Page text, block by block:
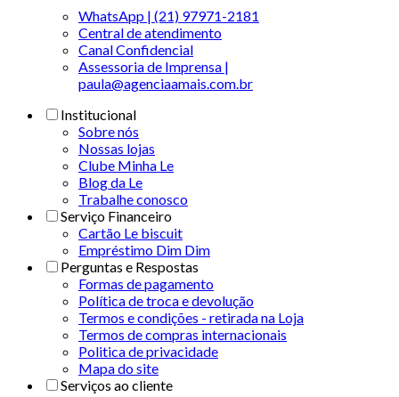
WhatsApp | (21) 97971-2181
Central de atendimento
Canal Confidencial
Assessoria de Imprensa |
paula@agenciaamais.com.br
Institucional
Sobre nós
Nossas lojas
Clube Minha Le
Blog da Le
Trabalhe conosco
Serviço Financeiro
Cartão Le biscuit
Empréstimo Dim Dim
Perguntas e Respostas
Formas de pagamento
Política de troca e devolução
Termos e condições - retirada na Loja
Termos de compras internacionais
Politica de privacidade
Mapa do site
Serviços ao cliente